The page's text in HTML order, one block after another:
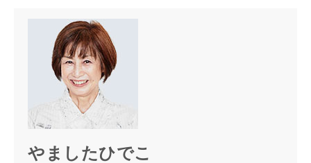
やましたひでこ